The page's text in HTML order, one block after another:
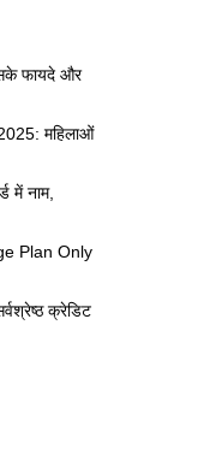
फायदे और
महिलाओं
में नाम,
Plan Only
क्रेडिट